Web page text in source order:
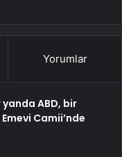
Yorumlar
ABD, bir
Camii’nde